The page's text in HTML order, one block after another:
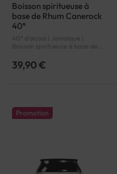
Boisson spiritueuse à
base de Rhum Canerock
40°
40° d'alcool | Jamaïque |
Boisson spiritueuse à base de
39,90 €
Promotion